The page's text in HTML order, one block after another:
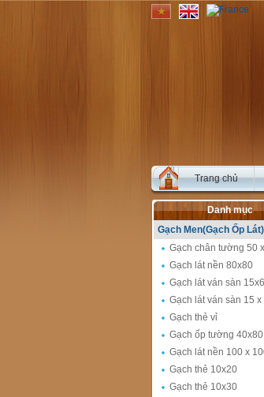
Trang chủ
Danh mục
Gạch Men(Gạch Ốp Lát)
Gạch chân tường 50
Gạch lát nền 80x80
Gạch lát ván sàn
Gạch lát ván sàn 15 x
Gạch thẻ vỉ
Gạch ốp tường 40x80
Gạch lát nền 100 x
Gạch thẻ 10x20
Gạch thẻ 10x30